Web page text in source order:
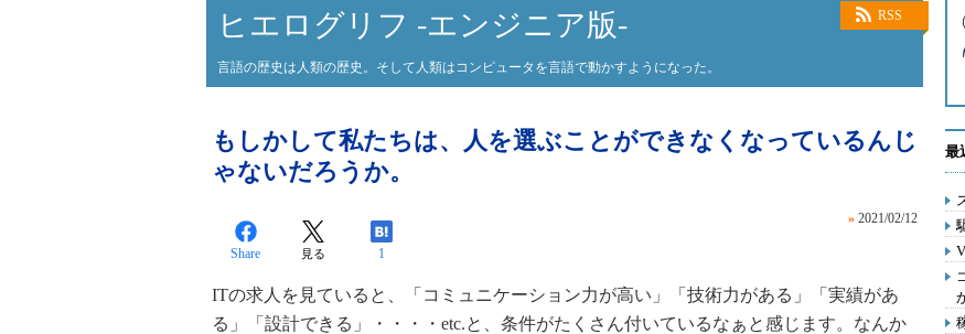
RSS
ヒエログリフ -エンジニア版-
言語の歴史は人類の歴史。そして人類はコンピュータを言語で動かすようになった。
もしかして私たちは、人を選ぶことができなくなっているんじ
ゃないだろうか。
» 2021/02/12
Share 見る 1
ITの求人を見ていると、「コミュニケーション力が高い」「技術力がある」「実績があ
る」「設計できる」・・・・etc.と、条件がたくさん付いているなぁと感じます。なんか
最